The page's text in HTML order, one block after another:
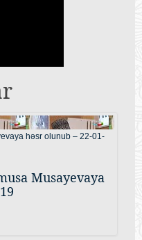
Musayevaya